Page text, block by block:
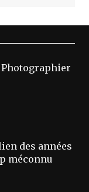
des années
méconnu